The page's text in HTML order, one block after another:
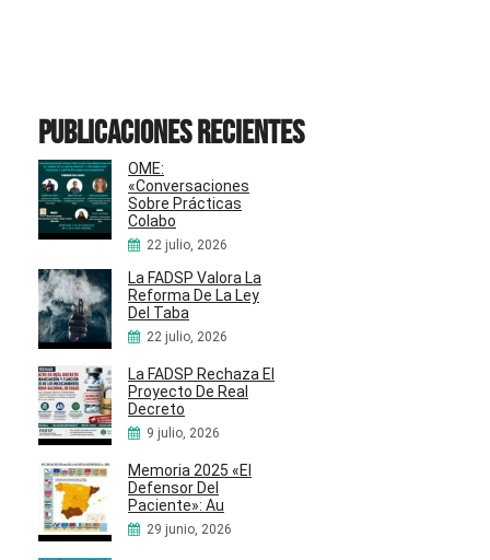
Publicaciones recientes
OME:
«Conversaciones
Sobre Prácticas
Colabo
22 julio, 2026
La FADSP Valora La
Reforma De La Ley
Del Taba
22 julio, 2026
La FADSP Rechaza El
Proyecto De Real
Decreto
9 julio, 2026
Memoria 2025 «El
Defensor Del
Paciente»: Au
29 junio, 2026